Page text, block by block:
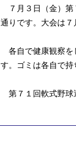
７月３日（金）第
通りです。 大会は７
各自で健康観察を
す。ゴミは各自で持
第７１回軟式野